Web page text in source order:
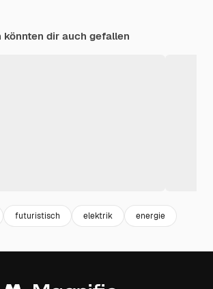
könnten dir auch gefallen
futuristisch elektrik energie